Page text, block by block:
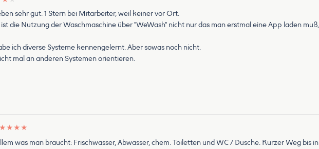
sehr gut. 1 Stern bei Mitarbeiter, weil keiner vor Ort.
die Nutzung der Waschmaschine über "WeWash" nicht nur das man erstmal eine App laden
ich diverse Systeme kennengelernt. Aber sowas noch nicht.
mal an anderen Systemen orientieren.
★ ★ ★ ★
was man braucht: Frischwasser, Abwasser, chem. Toiletten und WC / Dusche. Kurzer Weg bis